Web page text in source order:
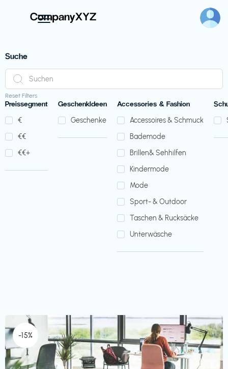
Suche
Reset Filters
Preissegment
€‎
€‎€‎
€‎€‎+
GeschenkIdeen
Geschenke
Accessories & Fashion
Accessoires & Schmuck
Bademode
Brillen& Sehhilfen
Kindermode
Mode
Sport- & Outdoor
Taschen & Rucksäcke
Unterwäsche
-15%